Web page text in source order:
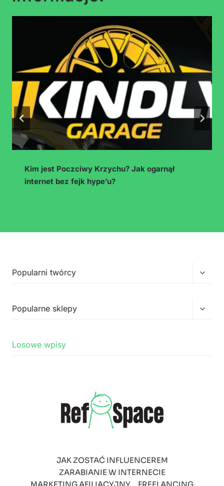
Zarabianie w internecie dla niepełnoletnich – co
wolno, ile można i jak nie wpaść w kłopoty
Popularni twórcy
Popularne sklepy
Losowe wpisy
JAK ZOSTAĆ INFLUENCEREM
ZARABIANIE W INTERNECIE